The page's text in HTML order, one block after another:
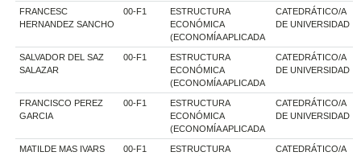
FRANCESC
HERNANDEZ SANCHO
00-F1
ESTRUCTURA
ECONÓMICA
(ECONOMÍA APLICADA
CATEDRÁTICO/A
DE UNIVERSIDAD
SALVADOR DEL SAZ
SALAZAR
00-F1
ESTRUCTURA
ECONÓMICA
(ECONOMÍA APLICADA
CATEDRÁTICO/A
DE UNIVERSIDAD
FRANCISCO PEREZ
GARCIA
00-F1
ESTRUCTURA
ECONÓMICA
(ECONOMÍA APLICADA
CATEDRÁTICO/A
DE UNIVERSIDAD
MATILDE MAS IVARS 00-F1
ESTRUCTURA
CATEDRÁTICO/A